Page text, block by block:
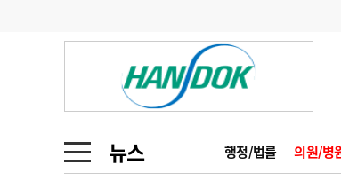
뉴스 행정/법률 의원/병
금주의 검
1
의사인
인사
오피니언
인물 초대석